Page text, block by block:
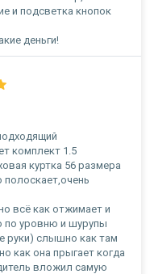
и подсветка кнопок
деньги!
комплект 1.5
куртка 56 размера
полоскает,очень
всё как отжимает и
по уровню и шурупы
руки) слышно как там
как она прыгает когда
вложил самую